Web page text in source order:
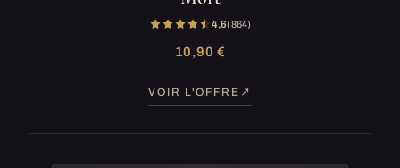
4,6(864)
10,90 €
VOIR L'OFFRE